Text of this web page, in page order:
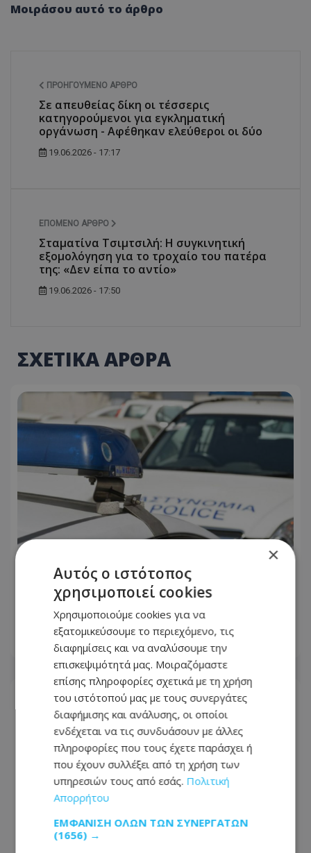
Μοιράσου αυτό το άρθρο
ΠΡΟΗΓΟΎΜΕΝΟ ΆΡΘΡΟ
Σε απευθείας δίκη οι τέσσερις
κατηγορούμενοι για εγκληματική
οργάνωση - Αφέθηκαν ελεύθεροι οι δύο
19.06.2026 - 17:17
ΕΠΌΜΕΝΟ ΆΡΘΡΟ
Σταματίνα Τσιμτσιλή: Η συγκινητική
εξομολόγηση για το τροχαίο του πατέρα
της: «Δεν είπα το αντίο»
19.06.2026 - 17:50
ΣΧΕΤΙΚΑ ΑΡΘΡΑ
Μπαράζ ελέγχων σε όλη την Κύπρο –
Ναρκωτικά, κλοπές και μεθυσμένοι
οδηγοί
08.08.2026 - 08:23
×
Αυτός ο ιστότοπος
χρησιμοποιεί cookies
Χρησιμοποιούμε cookies για να
εξατομικεύσουμε το περιεχόμενο, τις
διαφημίσεις και να αναλύσουμε την
επισκεψιμότητά μας. Μοιραζόμαστε
επίσης πληροφορίες σχετικά με τη χρήση
του ιστότοπού μας με τους συνεργάτες
διαφήμισης και ανάλυσης, οι οποίοι
ενδέχεται να τις συνδυάσουν με άλλες
πληροφορίες που τους έχετε παράσχει ή
που έχουν συλλέξει από τη χρήση των
υπηρεσιών τους από εσάς. Πολιτική
Απορρήτου
ΕΜΦΆΝΙΣΗ ΌΛΩΝ ΤΩΝ ΣΥΝΕΡΓΑΤΏΝ
(1656) →